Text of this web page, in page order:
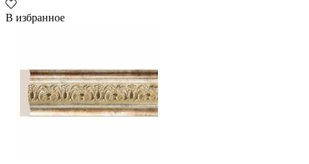
В избранное